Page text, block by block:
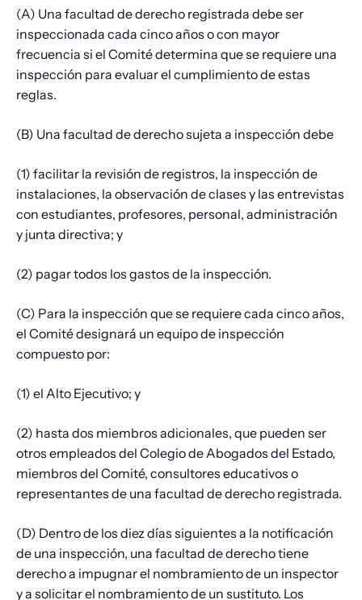
(A) Una facultad de derecho registrada debe ser
inspeccionada cada cinco años o con mayor
frecuencia si el Comité determina que se requiere una
inspección para evaluar el cumplimiento de estas
reglas.
(B) Una facultad de derecho sujeta a inspección debe
(1) facilitar la revisión de registros, la inspección de
instalaciones, la observación de clases y las entrevistas
con estudiantes, profesores, personal, administración
y junta directiva; y
(2) pagar todos los gastos de la inspección.
(C) Para la inspección que se requiere cada cinco años,
el Comité designará un equipo de inspección
compuesto por:
(1) el Alto Ejecutivo; y
(2) hasta dos miembros adicionales, que pueden ser
otros empleados del Colegio de Abogados del Estado,
miembros del Comité, consultores educativos o
representantes de una facultad de derecho registrada.
(D) Dentro de los diez días siguientes a la notificación
de una inspección, una facultad de derecho tiene
derecho a impugnar el nombramiento de un inspector
y a solicitar el nombramiento de un sustituto. Los